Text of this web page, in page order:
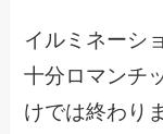
イルミネーシ
十分ロマンチ
けでは終わり